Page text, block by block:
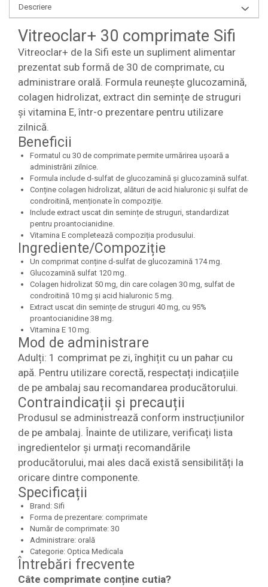
Descriere
Vitreoclar+ 30 comprimate Sifi
Vitreoclar+ de la Sifi este un supliment alimentar
prezentat sub formă de 30 de comprimate, cu
administrare orală. Formula reunește glucozamină,
colagen hidrolizat, extract din semințe de struguri
și vitamina E, într-o prezentare pentru utilizare
zilnică.
Beneficii
Formatul cu 30 de comprimate permite urmărirea ușoară a
administrării zilnice.
Formula include d-sulfat de glucozamină și glucozamină sulfat.
Conține colagen hidrolizat, alături de acid hialuronic și sulfat de
condroitină, menționate în compoziție.
Include extract uscat din semințe de struguri, standardizat
pentru proantocianidine.
Vitamina E completează compoziția produsului.
Ingrediente/Compoziție
Un comprimat conține d-sulfat de glucozamină 174 mg.
Glucozamină sulfat 120 mg.
Colagen hidrolizat 50 mg, din care colagen 30 mg, sulfat de
condroitină 10 mg și acid hialuronic 5 mg.
Extract uscat din semințe de struguri 40 mg, cu 95%
proantocianidine 38 mg.
Vitamina E 10 mg.
Mod de administrare
Adulți: 1 comprimat pe zi, înghițit cu un pahar cu
apă. Pentru utilizare corectă, respectați indicațiile
de pe ambalaj sau recomandarea producătorului.
Contraindicații și precauții
Produsul se administrează conform instrucțiunilor
de pe ambalaj. Înainte de utilizare, verificați lista
ingredientelor și urmați recomandările
producătorului, mai ales dacă există sensibilități la
oricare dintre componente.
Specificații
Brand: Sifi
Forma de prezentare: comprimate
Număr de comprimate: 30
Administrare: orală
Categorie: Optica Medicala
Întrebări frecvente
Câte comprimate conține cutia?